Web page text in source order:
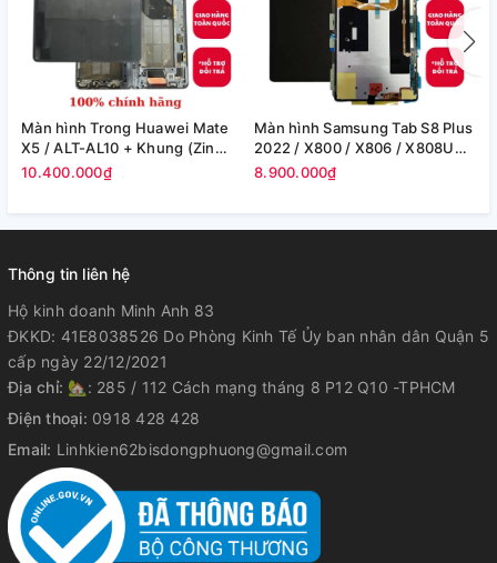
Màn hình Trong Huawei Mate
X5 / ALT-AL10 + Khung (Zin
Máy)
10.400.000₫
Màn hình Samsung Tab S8 Plus
2022 / X800 / X806 / X808U
(12.4in) -(Zin)
8.900.000₫
Thông tin liên hệ
Hộ kinh doanh Minh Anh 83
ĐKKD: 41E8038526 Do Phòng Kinh Tế Ủy ban nhân dân Quận 5
cấp ngày 22/12/2021
Địa chỉ: 🏡: 285 / 112 Cách mạng tháng 8 P12 Q10 -TPHCM
Điện thoại: 0918 428 428
Email: Linhkien62bisdongphuong@gmail.com